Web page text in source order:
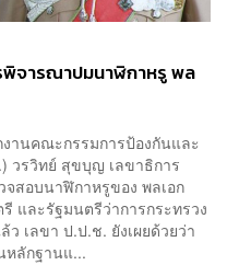
พิจารณาปมนาฬิกาหรู พล
านคณะกรรมการป้องกันและ
วรวิทย์ สุขบุญ เลขาธิการ
สอบนาฬิกาหรูของ พลเอก
และรัฐมนตรีว่าการกระทรวง
เลขา ป.ป.ช. ยังเผยด้วยว่า
หลักฐานแ...